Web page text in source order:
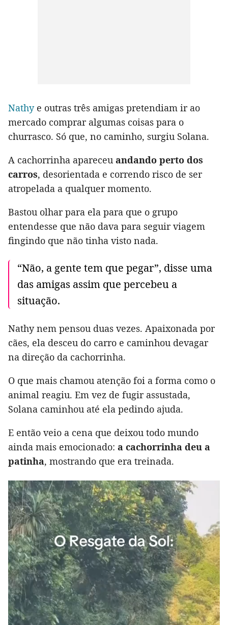
Nathye outras três amigas pretendiam ir ao
mercado comprar algumas coisas para o
churrasco. Só que, no caminho, surgiu Solana.
A cachorrinha apareceu andando perto dos
carros, desorientada e correndo risco de ser
atropelada a qualquer momento.
Bastou olhar para ela para que o grupo
entendesse que não dava para seguir viagem
fingindo que não tinha visto nada.
“Não, a gente tem que pegar”, disse uma
das amigas assim que percebeu a
situação.
Nathy nem pensou duas vezes. Apaixonada por
cães, ela desceu do carro e caminhou devagar
na direção da cachorrinha.
O que mais chamou atenção foi a forma como o
animal reagiu. Em vez de fugir assustada,
Solana caminhou até ela pedindo ajuda.
E então veio a cena que deixou todo mundo
ainda mais emocionado: a cachorrinha deu a
patinha, mostrando que era treinada.